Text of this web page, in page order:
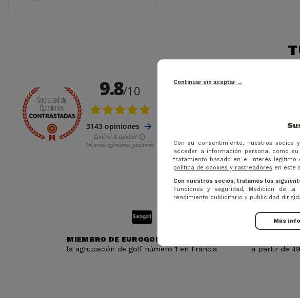
MIEMBRO DE EUROGOLF
la agrupación de golf número 1 en Francia
a partir de
Continuar sin aceptar →
Con su consentimiento, nuestros
acceder a información personal como
tratamiento basado en el interés
política de cookies y rastreadores en este
Con nuestros socios, tratamos los
Funciones y seguridad, Medición de la
rendimiento publicitario y publicidad
Más